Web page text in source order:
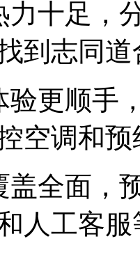
力十足，
到志同
验更顺手
空调和
盖全面，
人工客